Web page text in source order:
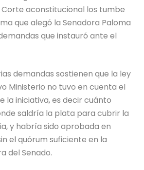
aconstitucional los tumbe
que alegó la Senadora Paloma
que instauró ante el
demandas sostienen que la ley
Ministerio no tuvo en cuenta el
la iniciativa, es decir cuánto
saldría la plata para cubrir la
y habría sido aprobada en
el quórum suficiente en la
del Senado.